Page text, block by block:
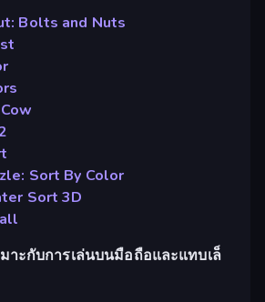
Bolts and Nuts
Sort By Color
Sort 3D
าะกับการเล่นบนมือถือและแทบเล็